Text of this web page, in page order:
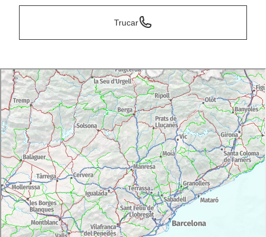
Trucar